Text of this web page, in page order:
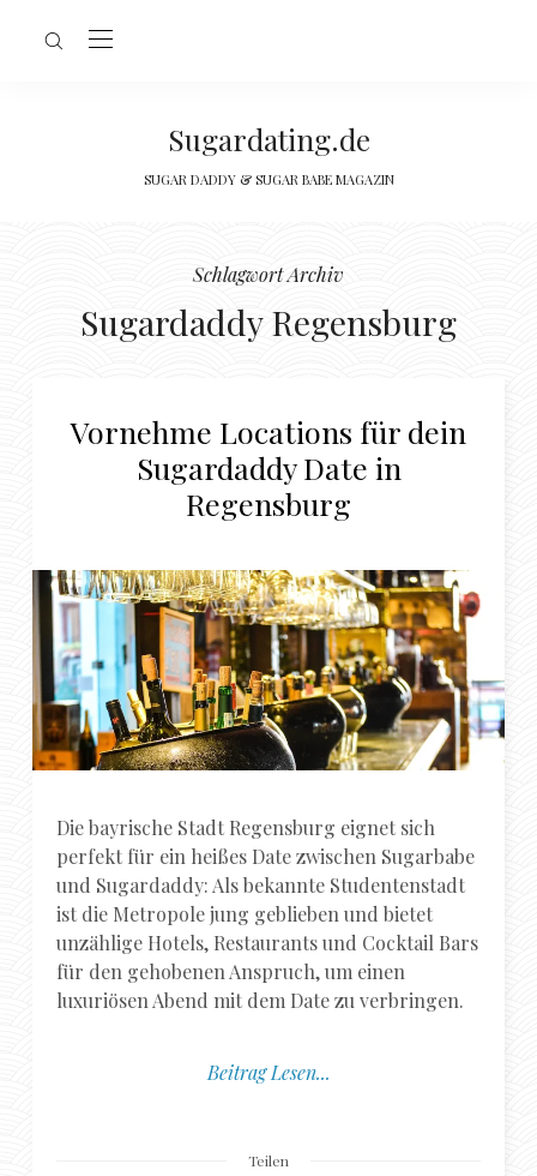
Sugardating.de
SUGAR DADDY & SUGAR BABE MAGAZIN
Schlagwort Archiv
Sugardaddy Regensburg
Vornehme Locations für dein
Sugardaddy Date in
Regensburg
Die bayrische Stadt Regensburg eignet sich
perfekt für ein heißes Date zwischen Sugarbabe
und Sugardaddy: Als bekannte Studentenstadt
ist die Metropole jung geblieben und bietet
unzählige Hotels, Restaurants und Cocktail Bars
für den gehobenen Anspruch, um einen
luxuriösen Abend mit dem Date zu verbringen.
Beitrag Lesen...
Teilen